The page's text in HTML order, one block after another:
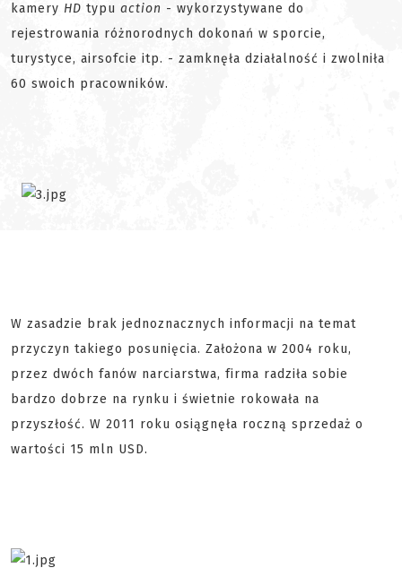
kamery HD typu action - wykorzystywane do
rejestrowania różnorodnych dokonań w sporcie,
turystyce, airsofcie itp. - zamknęła działalność i zwolniła
60 swoich pracowników.
W zasadzie brak jednoznacznych informacji na temat
przyczyn takiego posunięcia. Założona w 2004 roku,
przez dwóch fanów narciarstwa, firma radziła sobie
bardzo dobrze na rynku i świetnie rokowała na
przyszłość. W 2011 roku osiągnęła roczną sprzedaż o
wartości 15 mln USD.